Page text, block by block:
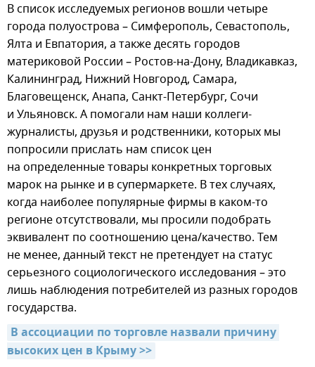
В список исследуемых регионов вошли четыре
города полуострова – Симферополь, Севастополь,
Ялта и Евпатория, а также десять городов
материковой России – Ростов-на-Дону, Владикавказ,
Калининград, Нижний Новгород, Самара,
Благовещенск, Анапа, Санкт-Петербург, Сочи
и Ульяновск. А помогали нам наши коллеги-
журналисты, друзья и родственники, которых мы
попросили прислать нам список цен
на определенные товары конкретных торговых
марок на рынке и в супермаркете. В тех случаях,
когда наиболее популярные фирмы в каком-то
регионе отсутствовали, мы просили подобрать
эквивалент по соотношению цена/качество. Тем
не менее, данный текст не претендует на статус
серьезного социологического исследования – это
лишь наблюдения потребителей из разных городов
государства.
В ассоциации по торговле назвали причину
высоких цен в Крыму >>